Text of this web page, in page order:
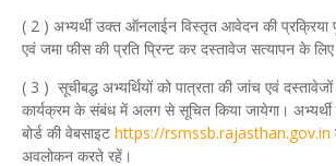
( 2 ) अभ्यर्थी उक्त ऑनलाईन विस्तृत आवेदन की प्रक्रिया
एवं जमा फीस की प्रति प्रिन्ट कर दस्तावेज सत्यापन के
( 3 ) सूचीबद्ध अभ्यर्थियों को पात्रता की जांच एवं दस्तावेजों
कार्यक्रम के संबंध में अलग से सूचित किया जायेगा। अभ्यर्थी
बोर्ड की वेबसाइट https://rsmssb.rajasthan.gov.in
अवलोकन करते रहें।